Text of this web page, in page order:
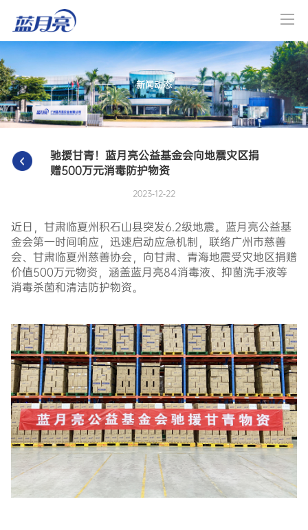
新闻动态
驰援甘青！蓝月亮公益基金会向地震灾区捐
赠500万元消毒防护物资
2023-12-22
近日，甘肃临夏州积石山县突发6.2级地震。蓝月亮公益基
金会第一时间响应，迅速启动应急机制，联络广州市慈善
会、甘肃临夏州慈善协会，向甘肃、青海地震受灾地区捐赠
价值500万元物资，涵盖蓝月亮84消毒液、抑菌洗手液等
消毒杀菌和清洁防护物资。